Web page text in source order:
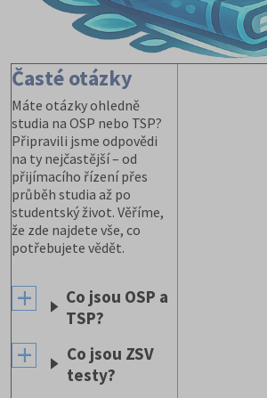
Časté otázky
Máte otázky ohledně
studia na OSP nebo TSP?
Připravili jsme odpovědi
na ty nejčastější – od
přijímacího řízení přes
průběh studia až po
studentský život. Věříme,
že zde najdete vše, co
potřebujete vědět.
Co jsou OSP a
TSP?
Co jsou ZSV
testy?